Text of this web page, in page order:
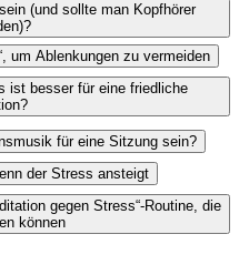
(und sollte man Kopfhörer
um Ablenkungen zu vermeiden
ist besser für eine friedliche
für eine Sitzung sein?
der Stress ansteigt
gegen Stress“-Routine, die
können